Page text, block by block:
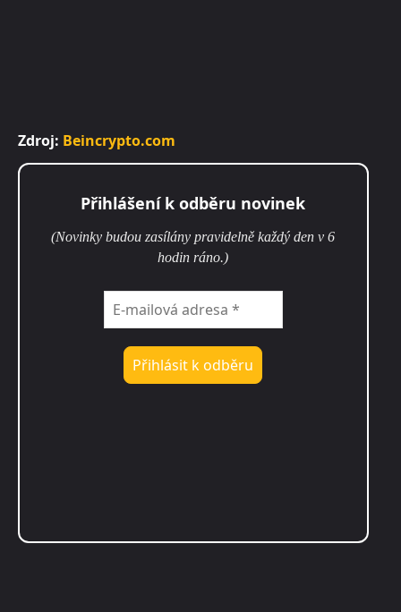
Zdroj: Beincrypto.com
Přihlášení k odběru novinek
(Novinky budou zasílány pravidelně každý den v 6
hodin ráno.)